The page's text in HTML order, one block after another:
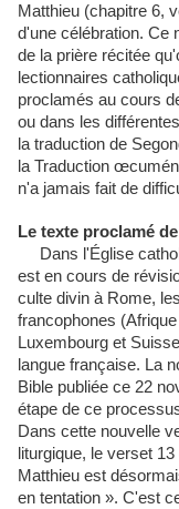
Matthieu (chapitre 6,
d'une célébration. Ce
de la prière récitée
lectionnaires
proclamés au cours
ou dans les différentes
la traduction de
la Traduction
n'a jamais fait de
Le texte proclamé
Dans l'Église
est en cours de
culte divin à Rome,
francophones
Luxembourg et
langue française. La
Bible publiée ce 22
étape de ce
Dans cette nouvelle
liturgique, le verset
Matthieu est
en tentation ». C'est